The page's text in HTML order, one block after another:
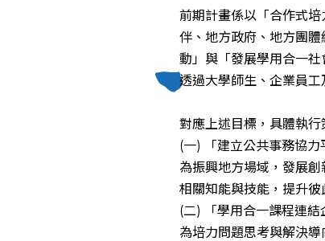
前期計畫係以「合作式
伴、地方政府、地方團
動」與「發展學用合一
透過大學師生、企業員
對應上述目標，具體執行
(一) 「建立公共事務協力
為振興地方場域，發展
相關知能與技能，提升彼
(二) 「學用合一課程連結
為培力問題思考與解決